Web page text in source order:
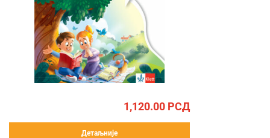
1,120.00 РСД
Детаљније